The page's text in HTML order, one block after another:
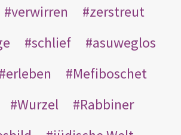
verwirren
zerstreut
schlief
asuweglos
erleben
Mefiboschet
Wurzel
Rabbiner